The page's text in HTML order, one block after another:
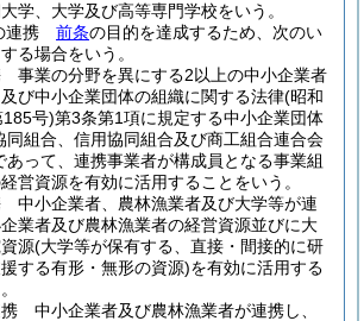
学、大学及び高等専門学校をいう。
連携 前条の目的を達成するため、次のい
る場合をいう。
事業の分野を異にする2以上の中小企業者
び中小企業団体の組織に関する法律(昭和
号)第3条第1項に規定する中小企業団体
同組合、信用協同組合及び商工組合連合会
あって、連携事業者が構成員となる事業組
営資源を有効に活用することをいう。
中小企業者、農林漁業者及び大学等が連
業者及び農林漁業者の経営資源並びに大
源(大学等が保有する、直接・間接的に研
する有形・無形の資源)を有効に活用する
中小企業者及び農林漁業者が連携し、